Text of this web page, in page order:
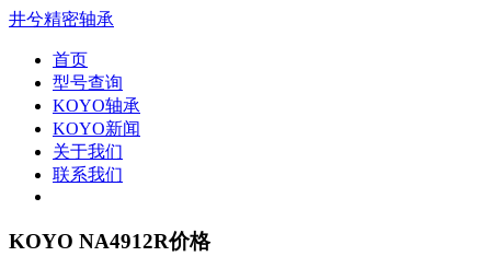
井兮精密轴承
首页
型号查询
KOYO轴承
KOYO新闻
关于我们
联系我们
KOYO NA4912R价格